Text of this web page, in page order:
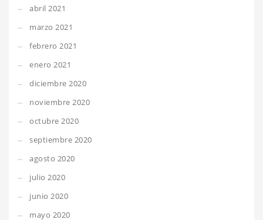
abril 2021
marzo 2021
febrero 2021
enero 2021
diciembre 2020
noviembre 2020
octubre 2020
septiembre 2020
agosto 2020
julio 2020
junio 2020
mayo 2020